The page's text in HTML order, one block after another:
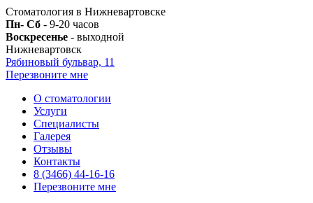
Стоматология в Нижневартовске
Пн- Сб - 9-20 часов
Воскресенье - выходной
Нижневартовск
Рябиновый бульвар, 11
Перезвоните мне
О стоматологии
Услуги
Специалисты
Галерея
Отзывы
Контакты
8 (3466) 44-16-16
Перезвоните мне